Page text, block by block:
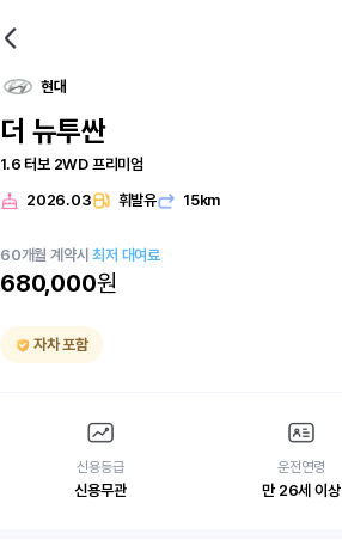
현대
더 뉴투싼
1.6 터보 2WD 프리미엄
2026.03 휘발유 15km
60개월 계약시최저 대여료
680,000원
자차 포함
신용등급
신용무관
운전연령
만 26세 이상